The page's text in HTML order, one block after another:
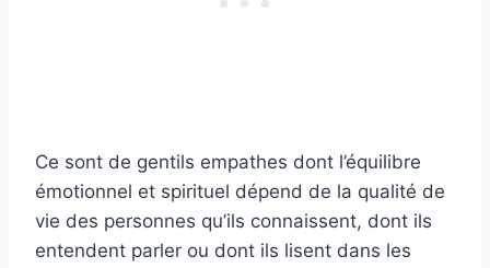
Ce sont de gentils empathes dont l’équilibre
émotionnel et spirituel dépend de la qualité de
vie des personnes qu’ils connaissent, dont ils
entendent parler ou dont ils lisent dans les